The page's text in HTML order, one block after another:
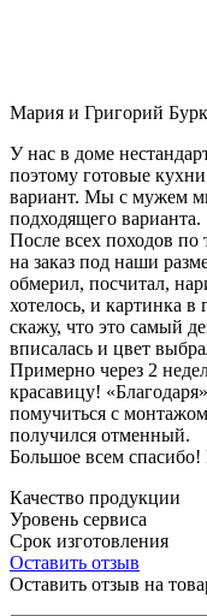
Мария и Григорий
У нас в доме
поэтому готовые
вариант. Мы с мужем
подходящего варианта.
После всех походов
на заказ под наши
обмерил, посчитал,
хотелось, и картинка в
скажу, что это самый
вписалась и цвет
Примерно через 2
красавицу!
помучиться с
получился отменный.
Большое всем
Качество продукции
Уровень сервиса
Срок изготовления
Оставить отзыв
Оставить отзыв на